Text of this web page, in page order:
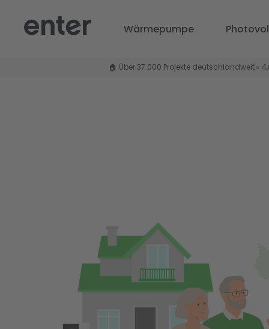
Wärmepumpe
🏠 Über 37.000 Projekte deutschlandweit⭐